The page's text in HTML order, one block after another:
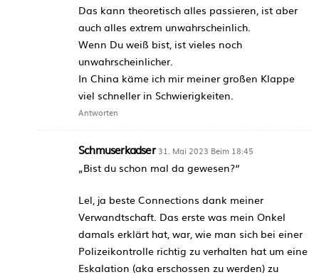
Das kann theoretisch alles passieren, ist aber
auch alles extrem unwahrscheinlich.
Wenn Du weiß bist, ist vieles noch
unwahrscheinlicher.
In China käme ich mir meiner großen Klappe
viel schneller in Schwierigkeiten.
Antworten
Schmuserkadser 31. Mai 2023 Beim 18:45
„Bist du schon mal da gewesen?“
Lel, ja beste Connections dank meiner
Verwandtschaft. Das erste was mein Onkel
damals erklärt hat, war, wie man sich bei einer
Polizeikontrolle richtig zu verhalten hat um eine
Eskalation (aka erschossen zu werden) zu